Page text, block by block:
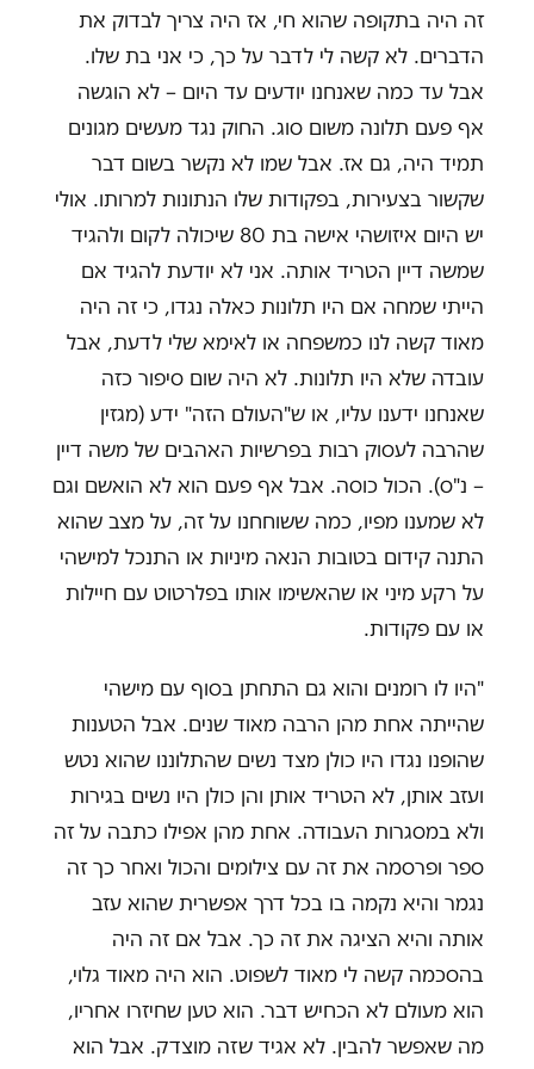
זה היה בתקופה שהוא חי, אז היה צריך לבדוק את
הדברים. לא קשה לי לדבר על כך, כי אני בת שלו.
אבל עד כמה שאנחנו יודעים עד היום – לא הוגשה
אף פעם תלונה משום סוג. החוק נגד מעשים מגונים
תמיד היה, גם אז. אבל שמו לא נקשר בשום דבר
שקשור בצעירות, בפקודות שלו הנתונות למרותו. אולי
יש היום איזושהי אישה בת 80 שיכולה לקום ולהגיד
שמשה דיין הטריד אותה. אני לא יודעת להגיד אם
הייתי שמחה אם היו תלונות כאלה נגדו, כי זה היה
מאוד קשה לנו כמשפחה או לאימא שלי לדעת, אבל
עובדה שלא היו תלונות. לא היה שום סיפור כזה
שאנחנו ידענו עליו, או ש"העולם הזה" ידע (מגזין
שהרבה לעסוק רבות בפרשיות האהבים של משה דיין
– נ"ס). הכול כוסה. אבל אף פעם הוא לא הואשם וגם
לא שמענו מפיו, כמה ששוחחנו על זה, על מצב שהוא
התנה קידום בטובות הנאה מיניות או התנכל למישהי
על רקע מיני או שהאשימו אותו בפלרטוט עם חיילות
או עם פקודות.
"היו לו רומנים והוא גם התחתן בסוף עם מישהי
שהייתה אחת מהן הרבה מאוד שנים. אבל הטענות
שהופנו נגדו היו כולן מצד נשים שהתלוננו שהוא נטש
ועזב אותן, לא הטריד אותן והן כולן היו נשים בגירות
ולא במסגרות העבודה. אחת מהן אפילו כתבה על זה
ספר ופרסמה את זה עם צילומים והכול ואחר כך זה
נגמר והיא נקמה בו בכל דרך אפשרית שהוא עזב
אותה והיא הציגה את זה כך. אבל אם זה היה
בהסכמה קשה לי מאוד לשפוט. הוא היה מאוד גלוי,
הוא מעולם לא הכחיש דבר. הוא טען שחיזרו אחריו,
מה שאפשר להבין. לא אגיד שזה מוצדק. אבל הוא